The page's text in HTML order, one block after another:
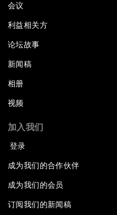
会议
利益相关方
论坛故事
新闻稿
相册
视频
加入我们
登录
成为我们的合作伙伴
成为我们的会员
订阅我们的新闻稿